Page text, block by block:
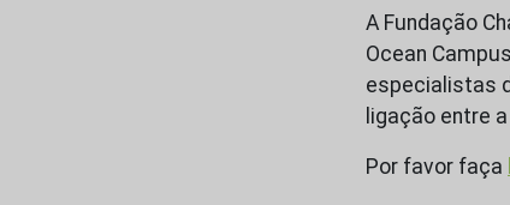
A Fundação
Ocean
especialistas
ligação entre
Por favor faça